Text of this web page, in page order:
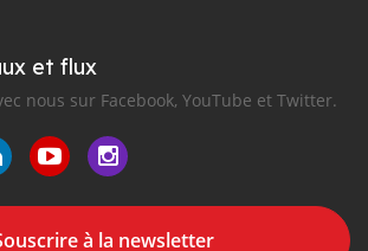
et flux
nous sur Facebook, YouTube et Twitter.
à la newsletter